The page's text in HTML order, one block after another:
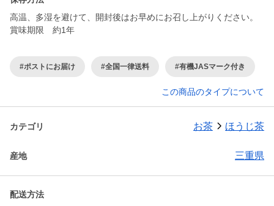
高温、多湿を避けて、開封後はお早めにお召し上がりください。
賞味期限 約1年
#ポストにお届け #全国一律送料 #有機JASマーク付き
この商品のタイプについて
カテゴリ お茶 ほうじ茶
産地 三重県
配送方法